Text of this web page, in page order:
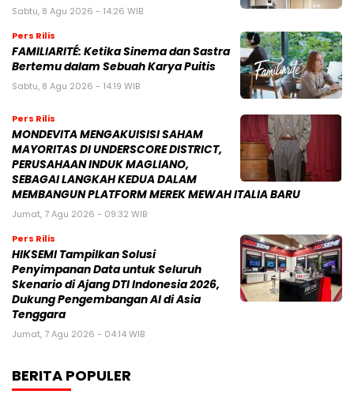
Sabtu, 8 Agu 2026 - 14:26 WIB
Pers Rilis
FAMILIARITÉ: Ketika Sinema dan Sastra
Bertemu dalam Sebuah Karya Puitis
Sabtu, 8 Agu 2026 - 14:19 WIB
Pers Rilis
MONDEVITA MENGAKUISISI SAHAM
MAYORITAS DI UNDERSCORE DISTRICT,
PERUSAHAAN INDUK MAGLIANO,
SEBAGAI LANGKAH KEDUA DALAM
MEMBANGUN PLATFORM MEREK MEWAH ITALIA BARU
Jumat, 7 Agu 2026 - 09:32 WIB
Pers Rilis
HIKSEMI Tampilkan Solusi
Penyimpanan Data untuk Seluruh
Skenario di Ajang DTI Indonesia 2026,
Dukung Pengembangan AI di Asia
Tenggara
Jumat, 7 Agu 2026 - 04:14 WIB
BERITA POPULER